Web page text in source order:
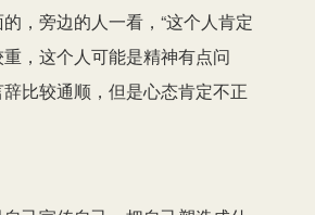
，旁边的人一看，“这个人肯定
，这个人可能是精神有点问
比较通顺，但是心态肯定不正